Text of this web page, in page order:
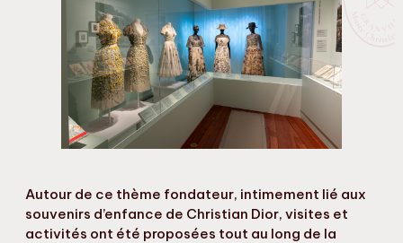
Autour de ce thème fondateur, intimement lié aux
souvenirs d’enfance de Christian Dior, visites et
activités ont été proposées tout au long de la